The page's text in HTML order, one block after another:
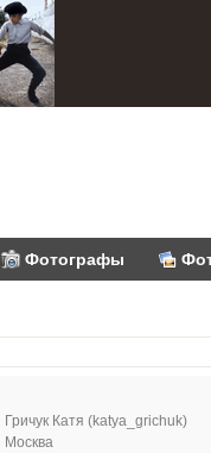
Фотографы
Гричук Катя (katya_grichuk)
Москва